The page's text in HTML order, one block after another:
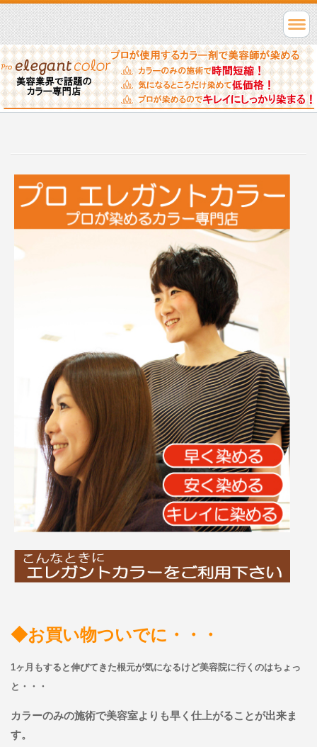
◆お買い物ついでに・・・
1ヶ月もすると伸びてきた根元が気になるけど美容院に行くのはちょっ
と・・・
カラーのみの施術で美容室よりも早く仕上がることが出来ま
す。